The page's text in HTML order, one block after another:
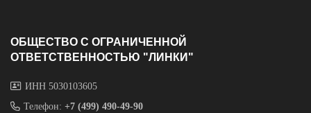
ОБЩЕСТВО С ОГРАНИЧЕННОЙ
ОТВЕТСТВЕННОСТЬЮ "ЛИНКИ"
ИНН 5030103605
Телефон: +7 (499) 490-49-90